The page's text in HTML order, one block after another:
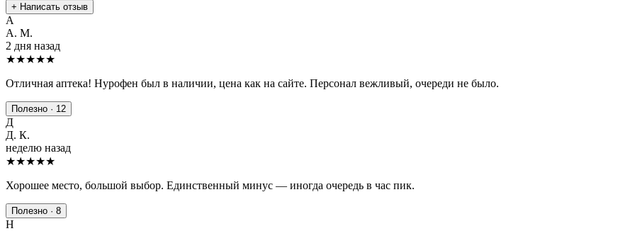
+ Написать отзыв
А
А. М.
2 дня назад
★★★★★
Отличная аптека! Нурофен был в наличии, цена как на сайте. Персонал вежливый, очереди не было.
Полезно · 12
Д
Д. К.
неделю назад
★★★★★
Хорошее место, большой выбор. Единственный минус — иногда очередь в час пик.
Полезно · 8
Н